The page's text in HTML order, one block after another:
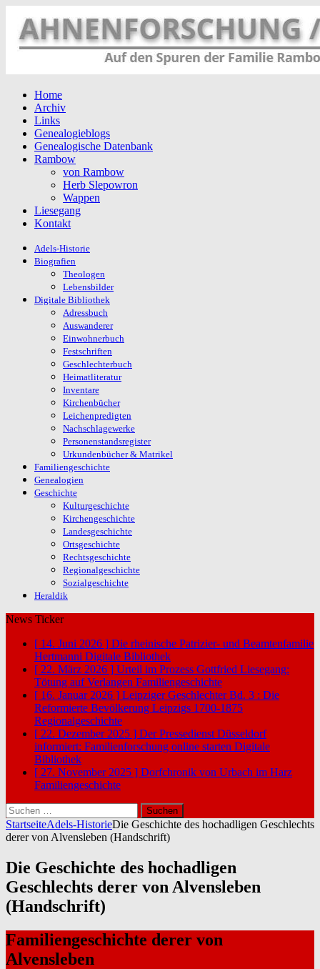
Home
Archiv
Links
Genealogieblogs
Genealogische Datenbank
Rambow
von Rambow
Herb Slepowron
Wappen
Liesegang
Kontakt
Adels-Historie
Biografien
Theologen
Lebensbilder
Digitale Bibliothek
Adressbuch
Auswanderer
Einwohnerbuch
Festschriften
Geschlechterbuch
Heimatliteratur
Inventare
Kirchenbücher
Leichenpredigten
Nachschlagewerke
Personenstandsregister
Urkundenbücher & Matrikel
Familiengeschichte
Genealogien
Geschichte
Kulturgeschichte
Kirchengeschichte
Landesgeschichte
Ortsgeschichte
Rechtsgeschichte
Regionalgeschichte
Sozialgeschichte
Heraldik
News Ticker
[ 14. Juni 2026 ] Die rheinische Patrizier- und Beamtenfamilie
Hertmanni Digitale Bibliothek
[ 22. März 2026 ] Urteil im Prozess Gottfried Liesegang:
Tötung auf Verlangen Familiengeschichte
[ 16. Januar 2026 ] Leipziger Geschlechter Bd. 3 : Die
Reformierte Bevölkerung Leipzigs 1700-1875
Regionalgeschichte
[ 22. Dezember 2025 ] Der Pressedienst Düsseldorf
informiert: Familienforschung online starten Digitale
Bibliothek
[ 27. November 2025 ] Dorfchronik von Urbach im Harz
Familiengeschichte
Suchen
nach:
StartseiteAdels-HistorieDie Geschichte des hochadligen Geschlechts
derer von Alvensleben (Handschrift)
Die Geschichte des hochadligen
Geschlechts derer von Alvensleben
(Handschrift)
Familiengeschichte derer von
Alvensleben